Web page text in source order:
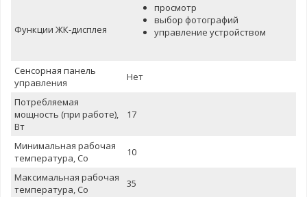
Функции ЖК-дисплея
просмотр
выбор фотографий
управление устройством
Сенсорная панель
управления
Нет
Потребляемая
мощность (при работе),
Вт
17
Минимальная рабочая
температура, Со
10
Максимальная рабочая
температура, Со
35